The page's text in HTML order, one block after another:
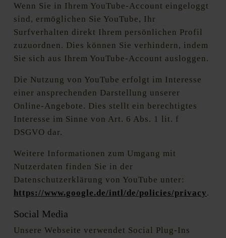
Wenn Sie in Ihrem YouTube-Account eingeloggt
sind, ermöglichen Sie YouTube, Ihr
Surfverhalten direkt Ihrem persönlichen Profil
zuzuordnen. Dies können Sie verhindern, indem
Sie sich aus Ihrem YouTube-Account ausloggen.
Die Nutzung von YouTube erfolgt im Interesse
einer ansprechenden Darstellung unserer
Online-Angebote. Dies stellt ein berechtigtes
Interesse im Sinne von Art. 6 Abs. 1 lit. f
DSGVO dar.
Weitere Informationen zum Umgang mit
Nutzerdaten finden Sie in der
Datenschutzerklärung von YouTube unter:
https://www.google.de/intl/de/policies/privacy.
Social Media
Unsere Webseite verwendet Social Plug-Ins